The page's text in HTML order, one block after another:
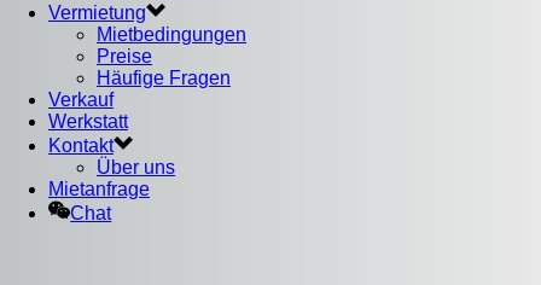
Vermietung
Mietbedingungen
Preise
Häufige Fragen
Verkauf
Werkstatt
Kontakt
Über uns
Mietanfrage
Chat